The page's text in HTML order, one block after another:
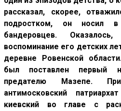
рассказал, скорее,
подростком, он носил
бандеровцев.
воспоминание его детских
деревне Ровенской
был поставлен первый
предателю Мазепе.
антимосковский
киевский во главе с